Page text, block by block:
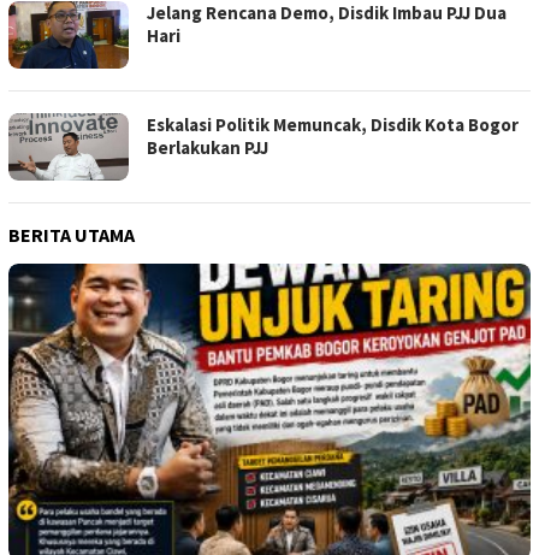
Jelang Rencana Demo, Disdik Imbau PJJ Dua
Hari
Eskalasi Politik Memuncak, Disdik Kota Bogor
Berlakukan PJJ
BERITA UTAMA